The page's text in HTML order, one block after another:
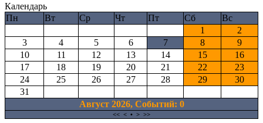
Календарь
Пн
Вт Ср Чт Пт Сб
Вс
1
2
3
4 5 6 7 8
9
10
11 12 13 14 15
16
17
18 19 20 21 22
23
24
25 26 27 28 29
30
31
Август 2026, Cобытий: 0
<< < • > >>